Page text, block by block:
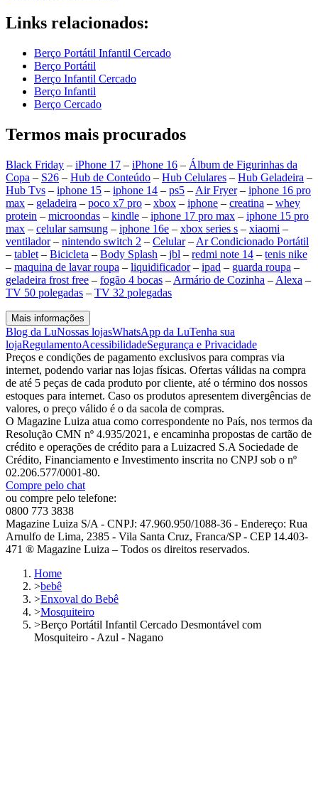
Links relacionados:
Berço Portátil Infantil Cercado
Berço Portátil
Berço Infantil Cercado
Berço Infantil
Berço Cercado
Termos mais procurados
Black Friday – iPhone 17 – iPhone 16 – Álbum de Figurinhas da
Copa – S26 – Hub de Conteúdo – Hub Celulares – Hub Geladeira –
Hub Tvs – iphone 15 – iphone 14 – ps5 – Air Fryer– iphone 16 pro
max – geladeira – poco x7 pro – xbox – iphone – creatina – whey
protein – microondas – kindle – iphone 17 pro max – iphone 15 pro
max – celular samsung – iphone 16e – xbox series s – xiaomi –
ventilador– nintendo switch 2 – Celular– Ar Condicionado Portátil
– tablet – Bicicleta – Body Splash – jbl – redmi note 14 – tenis nike
– maquina de lavar roupa – liquidificador– ipad – guarda roupa –
geladeira frost free – fogão 4 bocas – Armário de Cozinha – Alexa –
TV 50 polegadas – TV 32 polegadas
Mais informações
Blog da LuNossas lojasWhatsApp da LuTenha sua
lojaRegulamentoAcessibilidadeSegurança e Privacidade
Preços e condições de pagamento exclusivos para compras via
internet, podendo variar nas lojas físicas. Ofertas válidas na compra
de até 5 peças de cada produto por cliente, até o término dos nossos
estoques para internet. Caso os produtos apresentem divergências de
valores, o preço válido é o da sacola de compras.
O Magazine Luiza atua como correspondente no País, nos termos da
Resolução CMN nº 4.935/2021, e encaminha propostas de cartão de
crédito e operações de crédito para a Luizacred S.A Sociedade de
Crédito, Financiamento e Investimento inscrita no CNPJ sob o nº
02.206.577/0001-80.
Compre pelo chat
ou compre pelo telefone:
0800 773 3838
Magazine Luiza S/A - CNPJ: 47.960.950/1088-36 - Endereço: Rua
Arnulfo de Lima, 2385 - Vila Santa Cruz, Franca/SP - CEP 14.403-
471 ® Magazine Luiza – Todos os direitos reservados.
Home
>bebê
>Enxoval do Bebê
>Mosquiteiro
>Berço Portátil Infantil Cercado Desmontável com
Mosquiteiro - Azul - Nagano